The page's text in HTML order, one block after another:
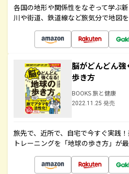
各国の地形や関係性をなぞって学ぶ
川や街道、鉄道線など旅気分で地図
脳がどんどん
歩き方
BOOKS 旅と健康
2022.11.25 発売
旅先で、近所で、自宅で今すぐ実践
トレーニングを「地球の歩き方」が